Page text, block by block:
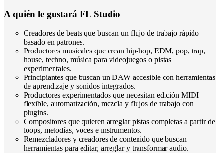
A quién le gustará FL Studio
Creadores de beats que buscan un flujo de trabajo rápido
basado en patrones.
Productores musicales que crean hip-hop, EDM, pop, trap,
house, techno, música para videojuegos o pistas
experimentales.
Principiantes que buscan un DAW accesible con herramientas
de aprendizaje y sonidos integrados.
Productores experimentados que necesitan edición MIDI
flexible, automatización, mezcla y flujos de trabajo con
plugins.
Compositores que quieren arreglar pistas completas a partir de
loops, melodías, voces e instrumentos.
Remezcladores y creadores de contenido que buscan
herramientas para editar, arreglar y transformar audio.